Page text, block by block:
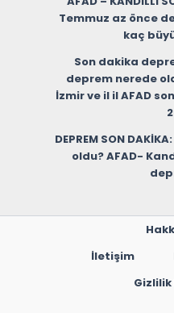
Temmuz az önce
kaç
Son dakika
deprem nerede
İzmir ve il il AFAD
DEPREM SON
oldu? AFAD-
İletişim
Gizlilik